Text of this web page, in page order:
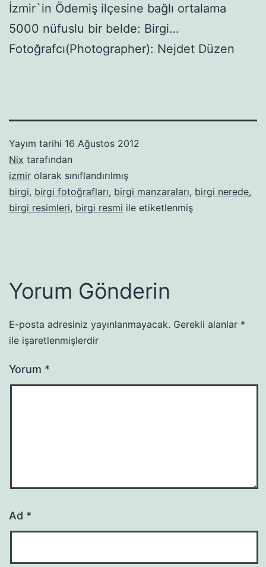
İzmir`in Ödemiş ilçesine bağlı ortalama
5000 nüfuslu bir belde: Birgi…
Fotoğrafcı(Photographer): Nejdet Düzen
Yayım tarihi 16 Ağustos 2012
Nix tarafından
izmir olarak sınıflandırılmış
birgi, birgi fotoğrafları, birgi manzaraları, birgi nerede,
birgi resimleri, birgi resmi ile etiketlenmiş
Yorum Gönderin
E-posta adresiniz yayınlanmayacak. Gerekli alanlar *
ile işaretlenmişlerdir
Yorum *
Ad *